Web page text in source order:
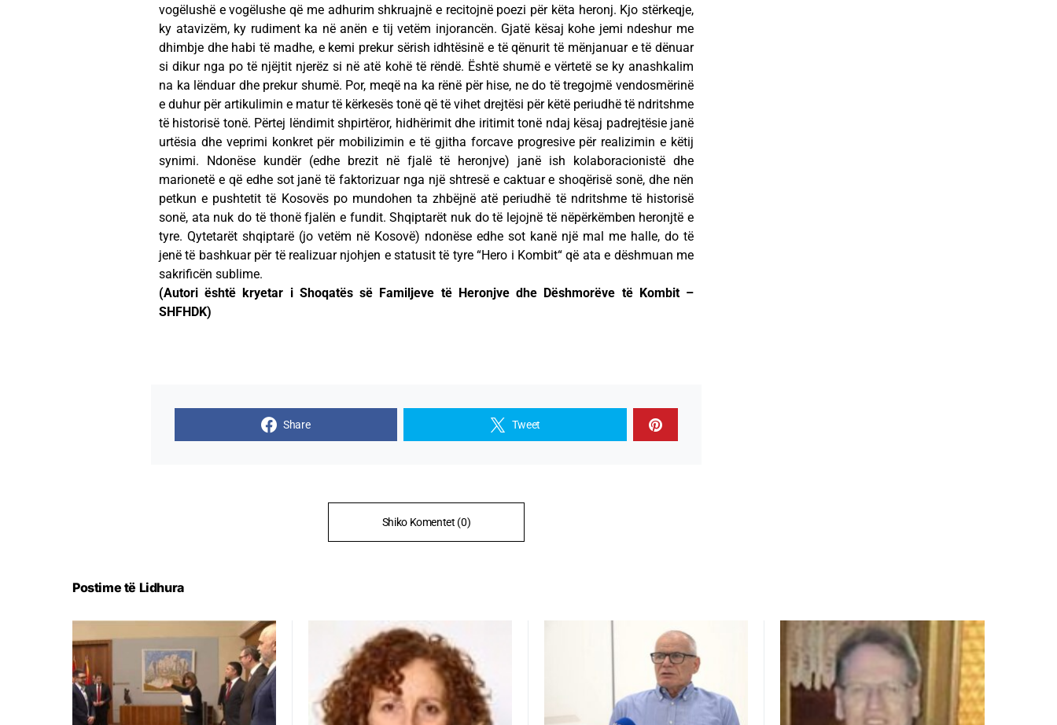
vogëlushë e vogëlushe që me adhurim shkruajnë e recitojnë poezi për këta heronj. Kjo stërkeqje,
ky atavizëm, ky rudiment ka në anën e tij vetëm injorancën. Gjatë kësaj kohe jemi ndeshur me
dhimbje dhe habi të madhe, e kemi prekur sërish idhtësinë e të qënurit të mënjanuar e të dënuar
si dikur nga po të njëjtit njerëz si në atë kohë të rëndë. Është shumë e vërtetë se ky anashkalim
na ka lënduar dhe prekur shumë. Por, meqë na ka rënë për hise, ne do të tregojmë vendosmërinë
e duhur për artikulimin e matur të kërkesës tonë që të vihet drejtësi për këtë periudhë të ndritshme
të historisë tonë. Përtej lëndimit shpirtëror, hidhërimit dhe iritimit tonë ndaj kësaj padrejtësie janë
urtësia dhe veprimi konkret për mobilizimin e të gjitha forcave progresive për realizimin e këtij
synimi. Ndonëse kundër (edhe brezit në fjalë të heronjve) janë ish kolaboracionistë dhe
marionetë e që edhe sot janë të faktorizuar nga një shtresë e caktuar e shoqërisë sonë, dhe nën
petkun e pushtetit të Kosovës po mundohen ta zhbëjnë atë periudhë të ndritshme të historisë
sonë, ata nuk do të thonë fjalën e fundit. Shqiptarët nuk do të lejojnë të nëpërkëmben heronjtë e
tyre. Qytetarët shqiptarë (jo vetëm në Kosovë) ndonëse edhe sot kanë një mal me halle, do të
jenë të bashkuar për të realizuar njohjen e statusit të tyre “Hero i Kombit“ që ata e dëshmuan me
sakrificën sublime.
(Autori është kryetar i Shoqatës së Familjeve të Heronjve dhe Dëshmorëve të Kombit –
SHFHDK)
Share Tweet
Shiko Komentet (0)
Postime të Lidhura